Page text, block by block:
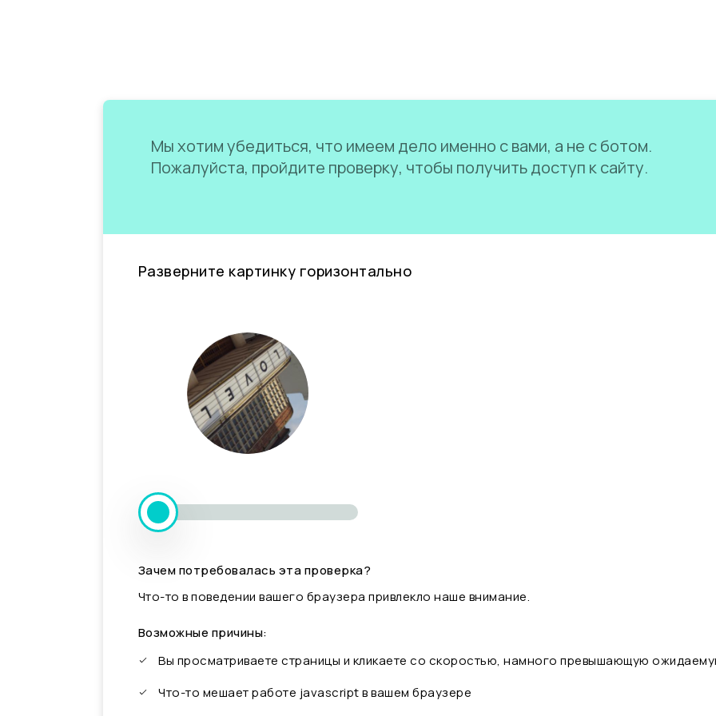
Мы хотим убедиться, что имеем дело именно с вами, а не с ботом.
Пожалуйста, пройдите проверку, чтобы получить доступ к сайту.
Разверните картинку горизонтально
Зачем потребовалась эта проверка?
Что-то в поведении вашего браузера привлекло наше внимание.
Возможные причины:
Вы просматриваете страницы и кликаете со скоростью, намного превышающую
Что-то мешает работе javascript в вашем браузере